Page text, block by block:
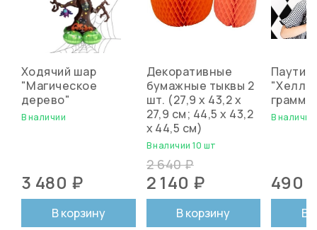
Ходячий шар
"Магическое
дерево"
В наличии
3 480 ₽
В корзину
Декоративные
бумажные тыквы 2
шт. (27,9 х 43,2 х
27,9 см; 44,5 х 43,2
х 44,5 см)
В наличии 10 шт
2 640 ₽
2 140 ₽
В корзину
грамм
В наличии
490
В